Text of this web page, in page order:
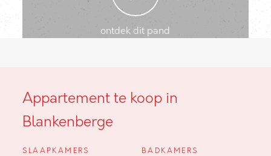
ontdek dit pand
Appartement te koop in
Blankenberge
SLAAPKAMERS BADKAMERS